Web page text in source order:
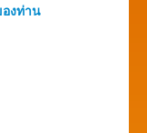
งท่าน